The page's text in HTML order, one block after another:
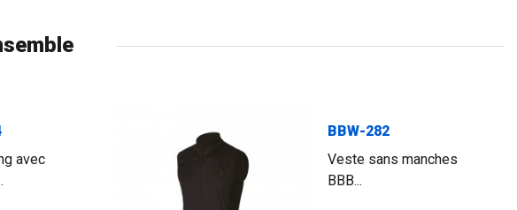
avec
BBW-282
Veste sans manches
BBB...